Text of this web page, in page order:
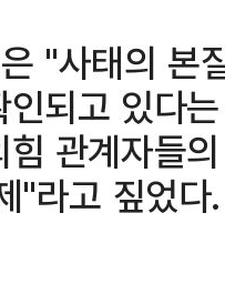
"사태의 본
되고 있다
관계자들
"라고 짚었다.